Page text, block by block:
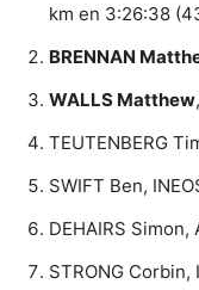
km en 3:26:38
BRENNAN
WALLS Matthew
TEUTENBERG
SWIFT Ben,
DEHAIRS
STRONG